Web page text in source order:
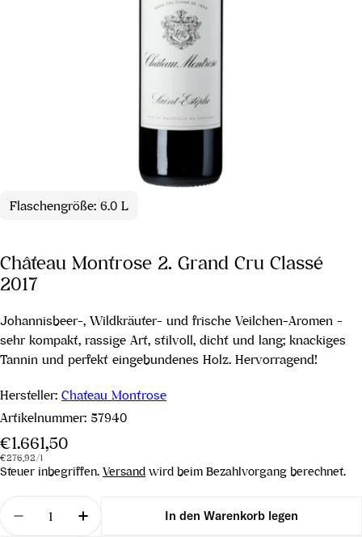
Flaschengröße: 6.0 L
Château Montrose 2. Grand Cru Classé
2017
Johannisbeer-, Wildkräuter- und frische Veilchen-Aromen -
sehr kompakt, rassige Art, stilvoll, dicht und lang; knackiges
Tannin und perfekt eingebundenes Holz. Hervorragend!
Hersteller: Chateau Montrose
Artikelnummer: 57940
Regulärer
Preis
€1.661,50
Stückpreis
€276,92/pro
l
Steuer inbegriffen. Versand wird beim Bezahlvorgang berechnet.
Menge
Menge für Château Montrose 2. Grand Cru
Menge für Château Montrose 2. Grand
In den Warenkorb legen